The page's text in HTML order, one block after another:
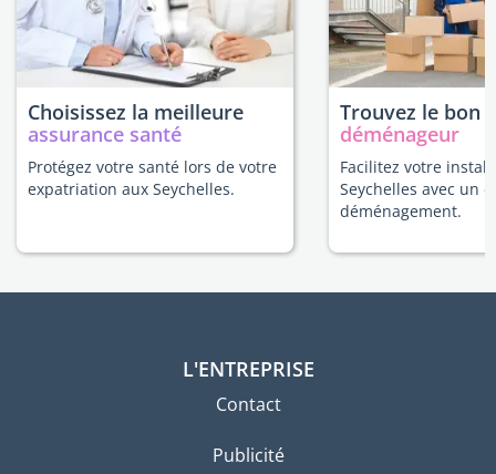
Choisissez la meilleure
assurance santé
Protégez votre santé lors de votre
expatriation aux Seychelles.
Trouvez le bon
déménageur
Facilitez votre
Seychelles avec un
déménagement.
L'ENTREPRISE
Contact
Publicité